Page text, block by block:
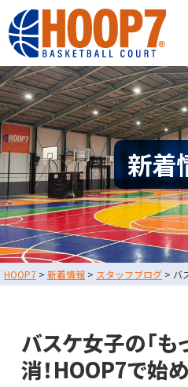
大阪・東大阪・堺のバスケコートレン
大阪・東大
レンタル｜
HOME
初めての方へ
東大阪店
堺店
大会・イベント情報
HOOPERSスクール
バスケ×BBQ
お知らせ
スタッフブログ
お問い合わせ
利用規約
運営会社情報
採用情報
0729-
堺店 TEL.072-
新着
HOOP7 > 新着情報 > スタッフブログ > バ
バスケ女子の「も
消！HOOP7で始